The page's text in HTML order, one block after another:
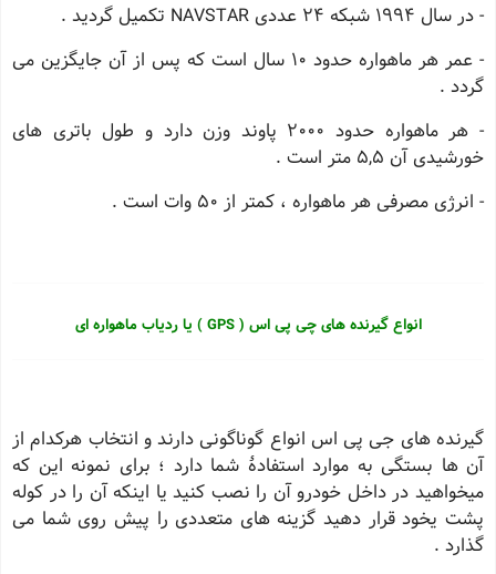
- در سال 1994 شبكه 24 عددی NAVSTAR تكمیل گردید .
- عمر هر ماهواره حدود 10 سال است كه پس از آن جایگزین می
گردد .
- هر ماهواره حدود 2000 پاوند وزن دارد و طول باتری های
خورشیدی آن 5,5 متر است .
- انرژی مصرفی هر ماهواره ، كمتر از 50 وات است .
انواع گیرنده های چی پی اس (GPS) یا ردیاب ماهواره ای
گیرنده های جی پی اس انواع گوناگونی دارند و انتخاب هركدام از
آن ها بستگی به موارد استفادهٔ شما دارد ؛ برای نمونه این كه
میخواهید در داخل خودرو آن را نصب كنید یا اینكه آن را در كوله
پشت یخود قرار دهید گزینه های متعددی را پیش روی شما می
گذارد .